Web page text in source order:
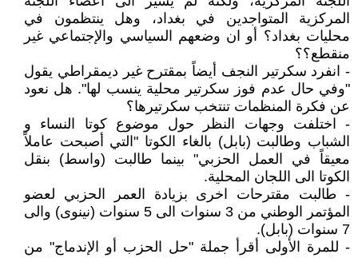
المركزية المتواجدين في بغداد، وهل ينتظمون في
محليات بغداد؟ أو ان وضعهم السياسي والإجتماعي غير
منقطع؟؟
- انفرد سكرتير النجف أيضاً بمقترح غير ديمقراطي يقول
"وفي حال عدم فوز سكرتير محلية ينسب لها". هل نعود
عن فكرة المنظمات تنتخب سكرتيرها؟
- اختلفت وجهات النظر حول موضوع كوتا النساء و
الشباب وطالبت (بابل) بالغاء الكوتا "التي أصبحت عاملاً
معيقاً في العمل الحزبي" بينما طالبت (واسط) بنقل
الكوتا الى اللجان المحلية.
- طالبت مقترحات اخرى بزيادة العمر الحزبي لعضو
المؤتمر الوطني من 3 سنوات الى 5 سنوات (نينوى) والى
7 سنوات (بابل).
- للمرة الأولى أقرأ جملة "حل الحزب أو الإندماج" من